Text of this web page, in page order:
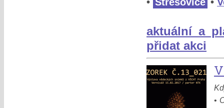
aktuální a
přidat akci
•